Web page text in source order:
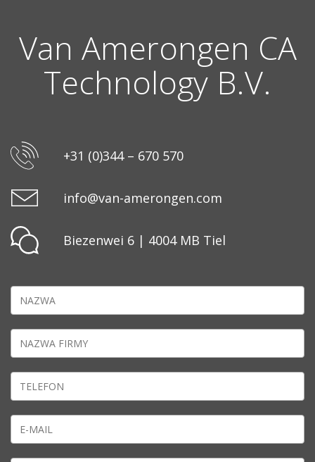
Van Amerongen CA
Technology B.V.
+31 (0)344 – 670 570
info@van-amerongen.com
Biezenwei 6 | 4004 MB Tiel